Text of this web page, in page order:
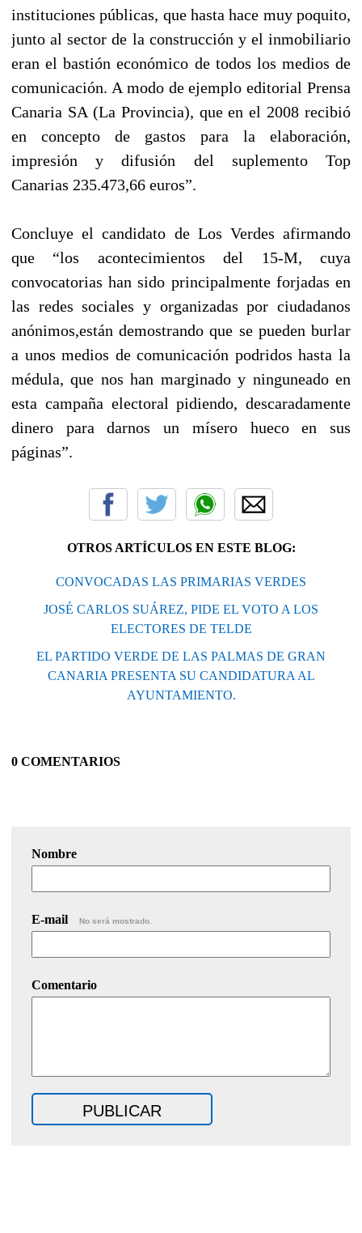
instituciones públicas, que hasta hace muy poquito,
junto al sector de la construcción y el inmobiliario
eran el bastión económico de todos los medios de
comunicación. A modo de ejemplo editorial Prensa
Canaria SA (La Provincia), que en el 2008 recibió
en concepto de gastos para la elaboración,
impresión y difusión del suplemento Top
Canarias 235.473,66 euros”.
Concluye el candidato de Los Verdes afirmando
que “los acontecimientos del 15-M, cuya
convocatorias han sido principalmente forjadas en
las redes sociales y organizadas por ciudadanos
anónimos,están demostrando que se pueden burlar
a unos medios de comunicación podridos hasta la
médula, que nos han marginado y ninguneado en
esta campaña electoral pidiendo, descaradamente
dinero para darnos un mísero hueco en sus
páginas”.
OTROS ARTÍCULOS EN ESTE BLOG:
CONVOCADAS LAS PRIMARIAS VERDES
JOSÉ CARLOS SUÁREZ, PIDE EL VOTO A LOS
ELECTORES DE TELDE
EL PARTIDO VERDE DE LAS PALMAS DE GRAN
CANARIA PRESENTA SU CANDIDATURA AL
AYUNTAMIENTO.
0 COMENTARIOS
Nombre
E-mail No será mostrado.
Comentario